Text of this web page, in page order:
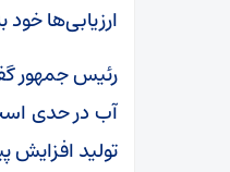
ارزیابی‌ها
رئیس جمهور
آب در حدی
تولید افزایش